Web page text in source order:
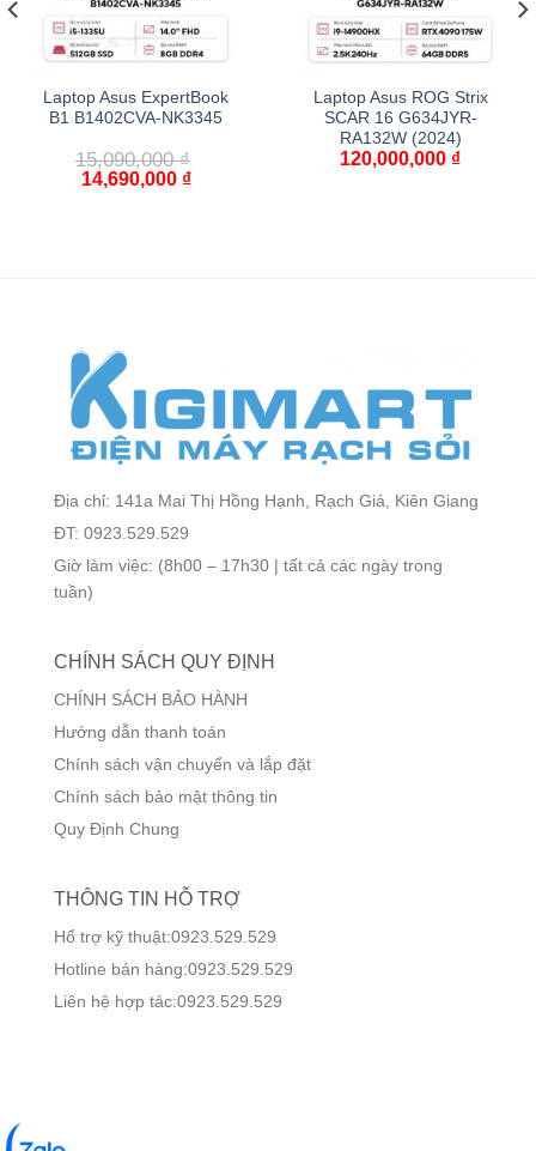
Laptop Asus ExpertBook
B1 B1402CVA-NK3345
15,090,000₫
14,690,000 ₫
Laptop Asus ROG Strix
SCAR 16 G634JYR-
RA132W (2024)
120,000,000 ₫
Địa chỉ: 141a Mai Thị Hồng Hạnh, Rạch Giá, Kiên Giang
ĐT: 0923.529.529
Giờ làm việc: (8h00 – 17h30 | tất cả các ngày trong
tuần)
CHÍNH SÁCH QUY ĐỊNH
CHÍNH SÁCH BẢO HÀNH
Hướng dẫn thanh toán
Chính sách vận chuyển và lắp đặt
Chính sách bảo mật thông tin
Quy Định Chung
THÔNG TIN HỖ TRỢ
Hổ trợ kỹ thuật:0923.529.529
Hotline bán hàng:0923.529.529
Liên hệ hợp tác:0923.529.529